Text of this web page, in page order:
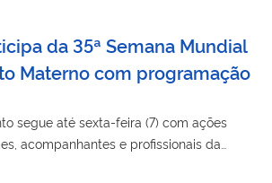
da 35ª Semana Mundial
Materno com programação
segue até sexta-feira (7) com ações
acompanhantes e profissionais da